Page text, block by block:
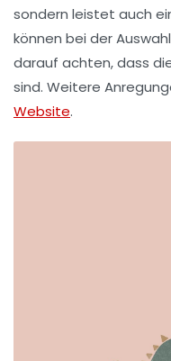
sondern leistet auch
können bei der
darauf achten, dass
sind. Weitere
Website.